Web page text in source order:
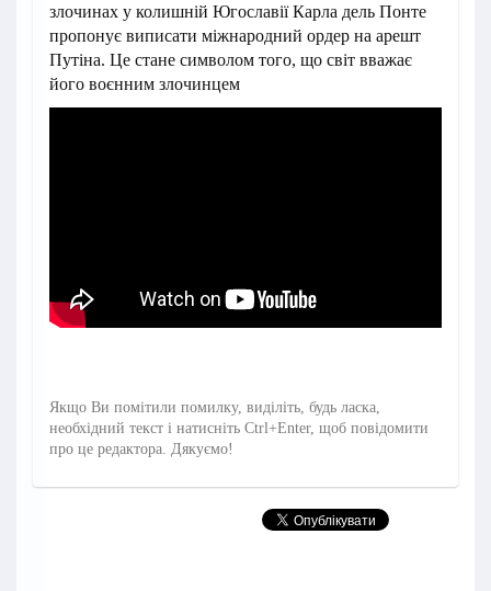
злочинах у колишній Югославії Карла дель Понте
пропонує виписати міжнародний ордер на арешт
Путіна. Це стане символом того, що світ вважає
його воєнним злочинцем
Якщо Ви помітили помилку, виділіть, будь ласка,
необхідний текст і натисніть Ctrl+Enter, щоб повідомити
про це редактора. Дякуємо!